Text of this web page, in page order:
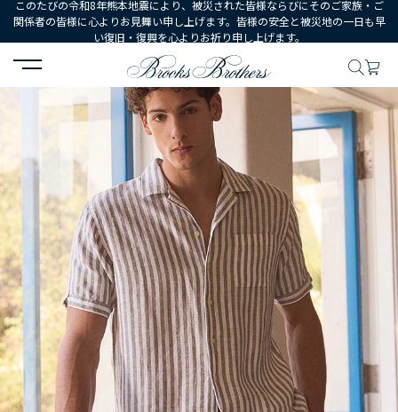
このたびの令和8年熊本地震により、被災された皆様ならびにそのご家族・ご
関係者の皆様に心よりお見舞い申し上げます。皆様の安全と被災地の一日も早
い復旧・復興を心よりお祈り申し上げます。